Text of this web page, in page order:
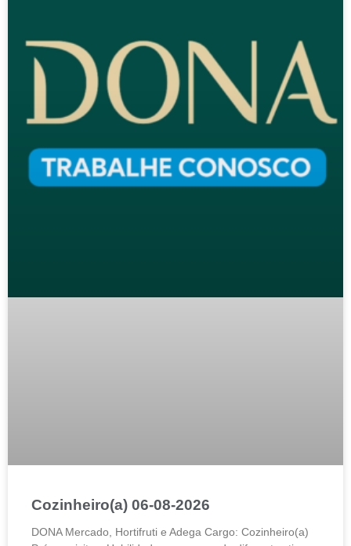
Cozinheiro(a) 06-08-2026
DONA Mercado, Hortifruti e Adega Cargo: Cozinheiro(a)